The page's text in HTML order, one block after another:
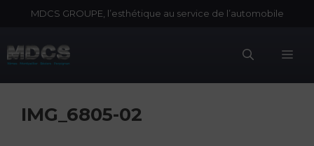
MDCS GROUPE, l’esthétique au service de l’automobile
IMG_6805-02